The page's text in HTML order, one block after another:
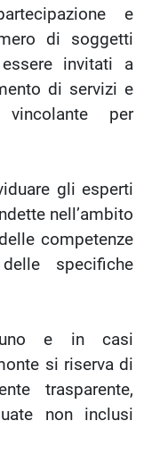
e
di soggetti
invitati a
di servizi e
per
gli esperti
nell’ambito
competenze
specifiche
e in casi
si riserva di
trasparente,
non inclusi